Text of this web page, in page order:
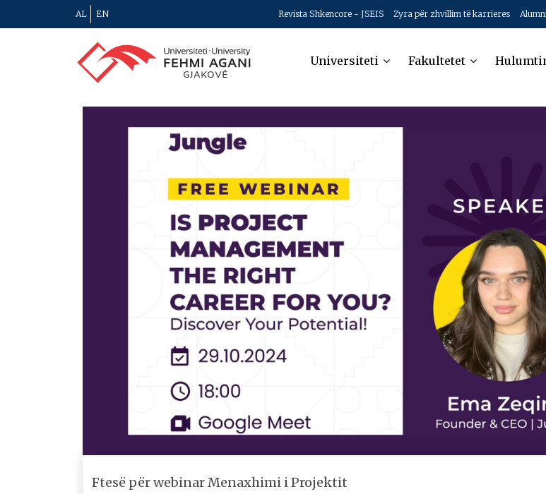
AL EN Revista Shkencore - JSEIS Zyra për zhvillim të karrieres
Universiteti Fakultetet
Ftesë për webinar Menaxhimi i Projektit